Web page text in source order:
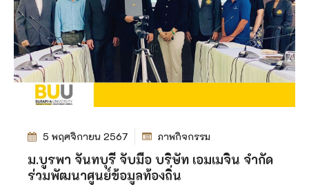
5 พฤศจิกายน 2567 ภาพกิจกรรม
ม.บูรพา จันทบุรี จับมือ บริษัท เอมเมจิน จำกัด
ร่วมพัฒนาศูนย์ข้อมูลท้องถิ่น